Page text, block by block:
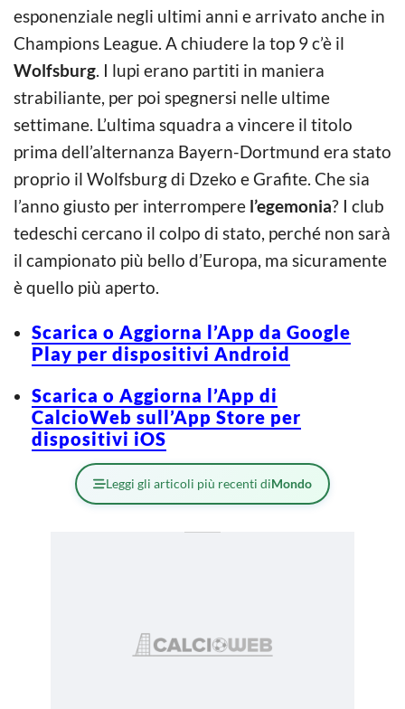
esponenziale negli ultimi anni e arrivato anche in
Champions League. A chiudere la top 9 c’è il
Wolfsburg. I lupi erano partiti in maniera
strabiliante, per poi spegnersi nelle ultime
settimane. L’ultima squadra a vincere il titolo
prima dell’alternanza Bayern-Dortmund era stato
proprio il Wolfsburg di Dzeko e Grafite. Che sia
l’anno giusto per interrompere l’egemonia? I club
tedeschi cercano il colpo di stato, perché non sarà
il campionato più bello d’Europa, ma sicuramente
è quello più aperto.
Scarica o Aggiorna l’App da Google
Play per dispositivi Android
Scarica o Aggiorna l’App di
CalcioWeb sull’App Store per
dispositivi iOS
Leggi gli articoli più recenti diMondo